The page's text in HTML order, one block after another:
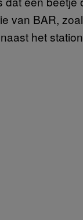
van BAR,
het